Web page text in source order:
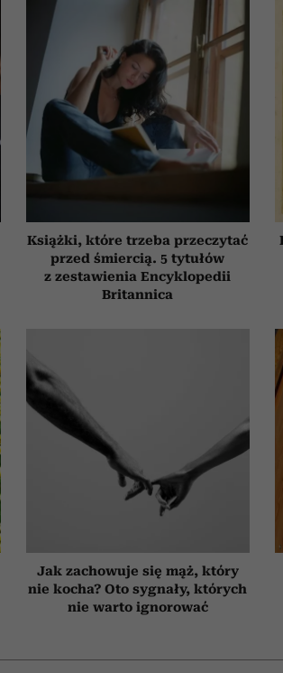
Książki, które trzeba przeczytać
przed śmiercią. 5 tytułów
z zestawienia Encyklopedii
Britannica
Jak zachowuje się mąż, który
nie kocha? Oto sygnały, których
nie warto ignorować